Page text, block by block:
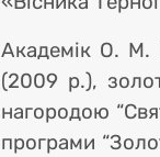
Академік О. М.
(2009 р.),
нагородою
програми